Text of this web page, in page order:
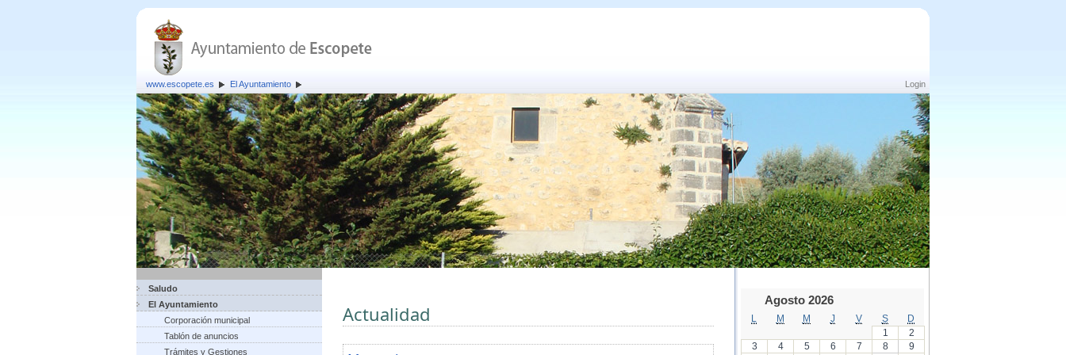
Login
www.escopete.es El Ayuntamiento
Saludo
El Ayuntamiento
Corporación municipal
Tablón de anuncios
Trámites y Gestiones
Actualidad
Agosto 2026
M M J V S
D
1
2
3
4 5 6 7 8 9